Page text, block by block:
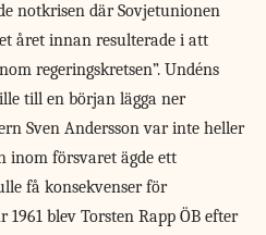
notkrisen där Sovjetunionen
året innan resulterade i att
regeringskretsen”. Undéns
till en början lägga ner
Sven Andersson var inte heller
inom försvaret ägde ett
få konsekvenser för
blev Torsten Rapp ÖB efter